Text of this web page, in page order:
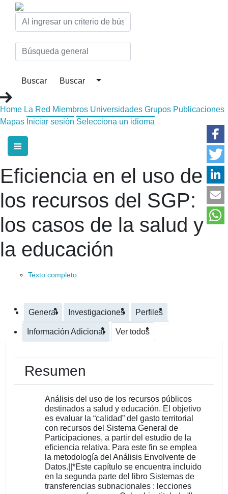
Home La Red Miembros Universidades Grupos Publicaciones
Mapas Iniciar sesión Selecciona un idioma
Eficiencia en el uso de
los recursos del SGP:
los casos de la salud y
la educación
Texto completo
General Investigaciones Perfiles
Información Adicional Ver todos
Resumen
Análisis del uso de los recursos públicos
destinados a salud y educación. El objetivo
es evaluar la “calidad” del gasto territorial
con recursos del Sistema General de
Participaciones, a partir del estudio de la
eficiencia relativa. Para este fin se emplea
la metodología del Análisis Envolvente de
Datos.||*Este capítulo se encuentra incluido
en la segunda parte del libro Sistemas de
transferencias subnacionales : lecciones